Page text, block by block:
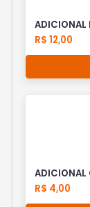
ADICIONAL
R$ 12,00
ADICIONAL
R$ 4,00